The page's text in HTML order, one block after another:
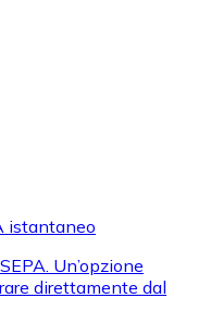
istantaneo
Un’opzione
direttamente dal